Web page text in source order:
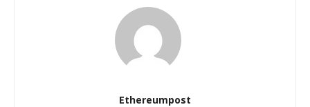
Ethereumpost